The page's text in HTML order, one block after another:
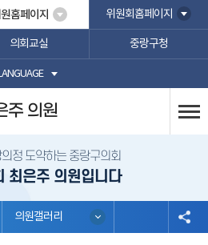
홈페이지 위원회홈페이지
의회교실 중랑구청
주 의원
정 도약하는 중랑구의회
최은주 의원입니다
의원갤러리